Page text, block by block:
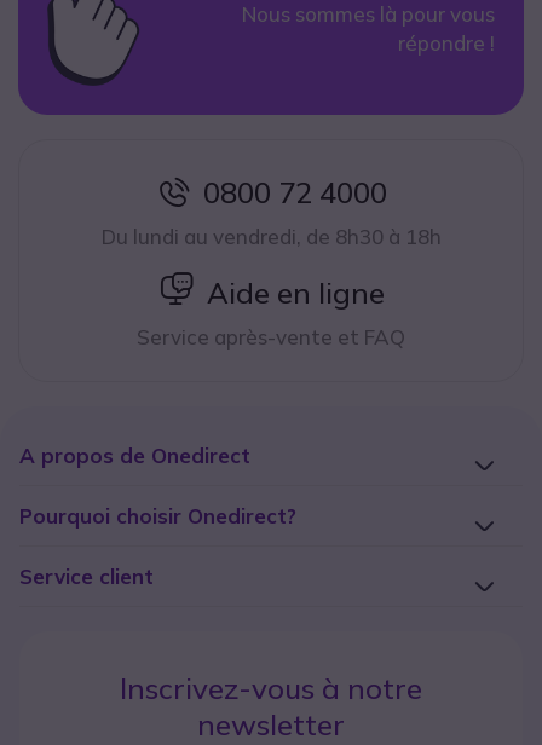
Nous sommes là pour vous
répondre !
icon
0800 72 4000
Du lundi au vendredi, de 8h30 à 18h
icon
Aide en ligne
Service après-vente et FAQ
A propos de Onedirect
Pourquoi choisir Onedirect?
Service client
Inscrivez-vous à notre
newsletter